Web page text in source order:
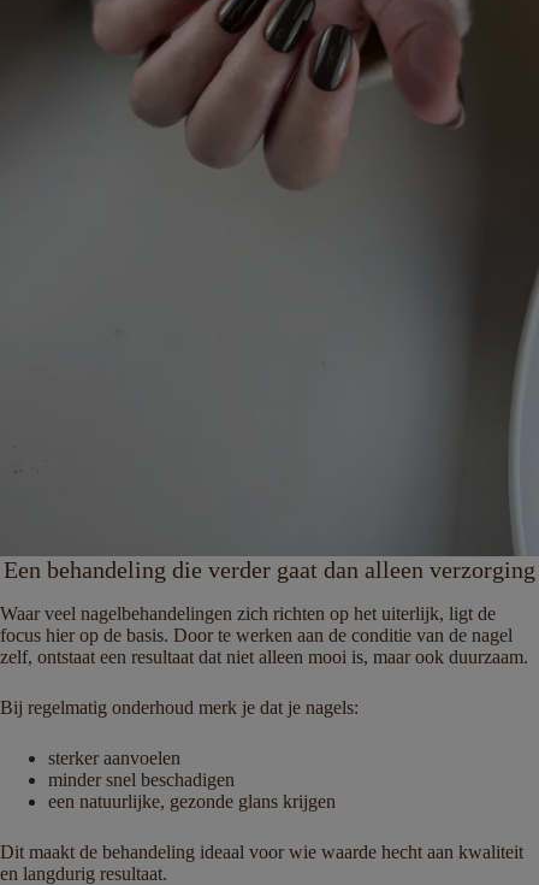
Een behandeling die verder gaat dan alleen verzorging
Waar veel nagelbehandelingen zich richten op het uiterlijk, ligt de
focus hier op de basis. Door te werken aan de conditie van de nagel
zelf, ontstaat een resultaat dat niet alleen mooi is, maar ook duurzaam.
Bij regelmatig onderhoud merk je dat je nagels:
sterker aanvoelen
minder snel beschadigen
een natuurlijke, gezonde glans krijgen
Dit maakt de behandeling ideaal voor wie waarde hecht aan kwaliteit
en langdurig resultaat.